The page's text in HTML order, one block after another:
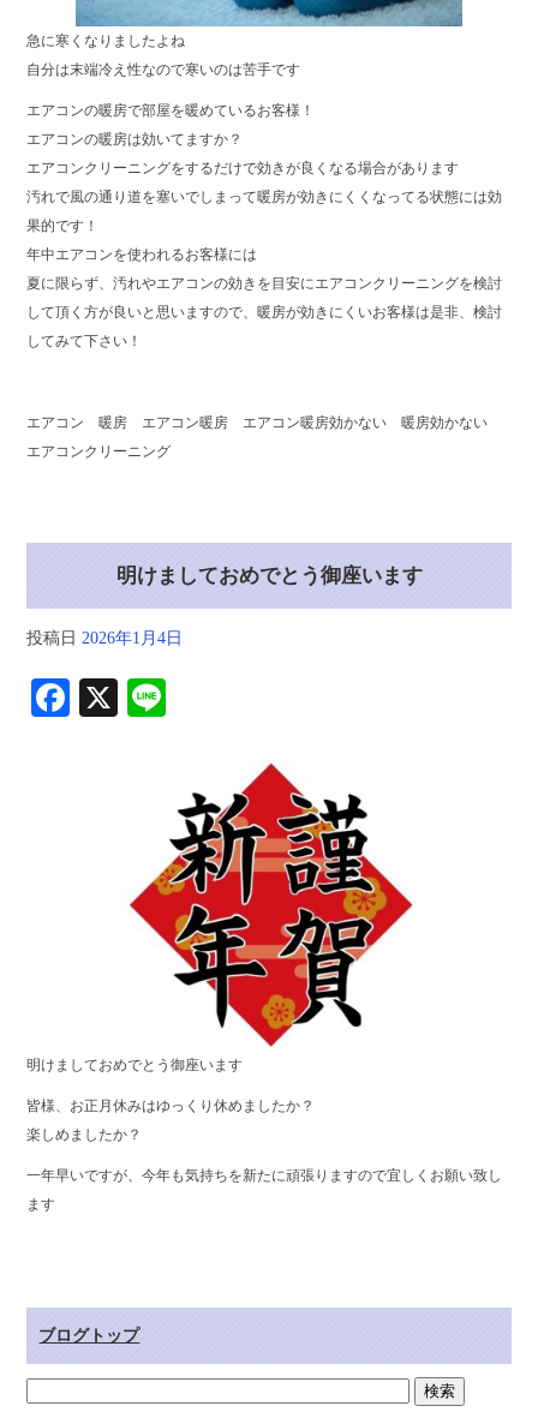
急に寒くなりましたよね
自分は末端冷え性なので寒いのは苦手です
エアコンの暖房で部屋を暖めているお客様！
エアコンの暖房は効いてますか？
エアコンクリーニングをするだけで効きが良くなる場合があります
汚れで風の通り道を塞いでしまって暖房が効きにくくなってる状態には効
果的です！
年中エアコンを使われるお客様には
夏に限らず、汚れやエアコンの効きを目安にエアコンクリーニングを検討
して頂く方が良いと思いますので、暖房が効きにくいお客様は是非、検討
してみて下さい！
エアコン 暖房 エアコン暖房 エアコン暖房効かない 暖房効かない
エアコンクリーニング
明けましておめでとう御座います
投稿日 2026年1月4日
Fa X
明けましておめでとう御座います
皆様、お正月休みはゆっくり休めましたか？
楽しめましたか？
一年早いですが、今年も気持ちを新たに頑張りますので宜しくお願い致し
ます
ブログトップ